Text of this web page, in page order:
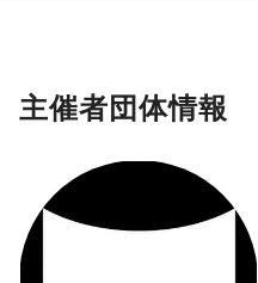
主催者団体情報